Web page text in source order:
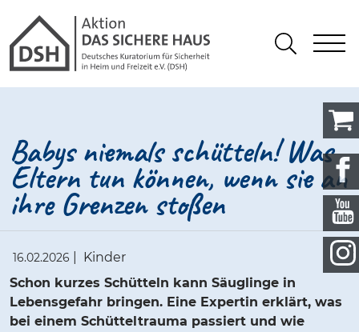
Gathmann Michaelis und
Suchen
Babys niemals schütteln! Was
Eltern tun können, wenn sie an
ihre Grenzen stoßen
16.02.2026
Kinder
Schon kurzes Schütteln kann Säuglinge in
Lebensgefahr bringen. Eine Expertin erklärt, was
bei einem Schütteltrauma passiert und wie